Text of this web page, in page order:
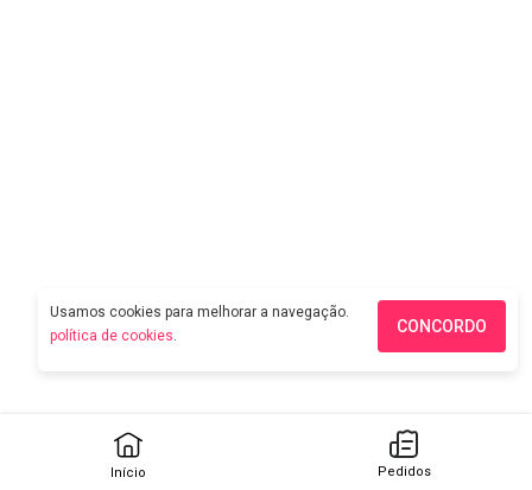
Início Pedidos
Usamos cookies para melhorar a navegação.
política de cookies. CONCORDO